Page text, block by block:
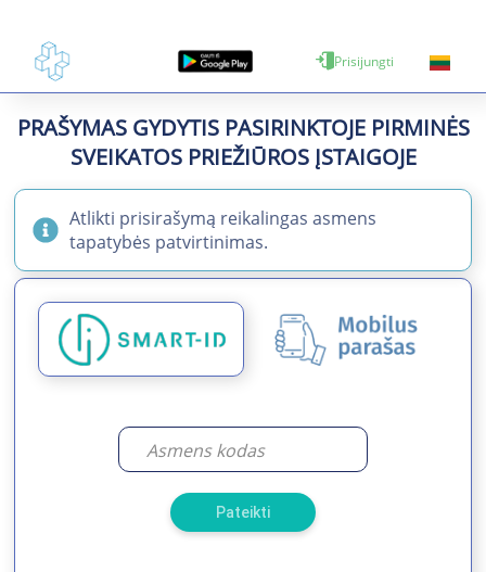
Prisijungti
PRAŠYMAS GYDYTIS PASIRINKTOJE PIRMINĖS
SVEIKATOS PRIEŽIŪROS ĮSTAIGOJE
Atlikti prisirašymą reikalingas asmens
tapatybės patvirtinimas.
Pateikti